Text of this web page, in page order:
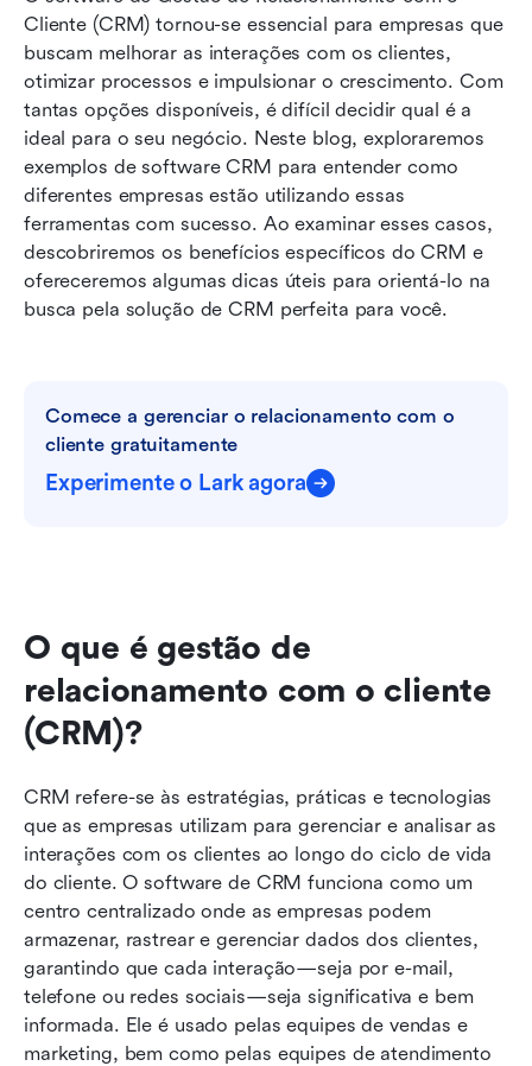
Cliente (CRM) tornou-se essencial para empresas que
buscam melhorar as interações com os clientes,
otimizar processos e impulsionar o crescimento. Com
tantas opções disponíveis, é difícil decidir qual é a
ideal para o seu negócio. Neste blog, exploraremos
exemplos de software CRM para entender como
diferentes empresas estão utilizando essas
ferramentas com sucesso. Ao examinar esses casos,
descobriremos os benefícios específicos do CRM e
ofereceremos algumas dicas úteis para orientá-lo na
busca pela solução de CRM perfeita para você.
Comece a gerenciar o relacionamento com o
cliente gratuitamente
Experimente o Lark agora
O que é gestão de
relacionamento com o cliente
(CRM)?
CRM refere-se às estratégias, práticas e tecnologias
que as empresas utilizam para gerenciar e analisar as
interações com os clientes ao longo do ciclo de vida
do cliente. O software de CRM funciona como um
centro centralizado onde as empresas podem
armazenar, rastrear e gerenciar dados dos clientes,
garantindo que cada interação—seja por e-mail,
telefone ou redes sociais—seja significativa e bem
informada. Ele é usado pelas equipes de vendas e
marketing, bem como pelas equipes de atendimento
Principais exemplos de software CRM para
2026
Como escolher a ferramenta de CRM certa
para o seu negócio
Considerações finais
Leitura relacionada